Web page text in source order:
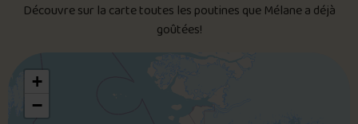
Découvre sur la carte toutes les poutines que Mélane a déjà
goûtées!
+
−